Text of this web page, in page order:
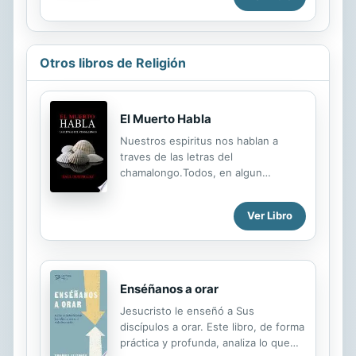
religiosos; se dirige a los israelitas,
inmersos en graves dificultades
históricas, para confirmarlos en la
esperanza de que Dios siempre está
de parte de los débiles.
Otros libros de Religión
El Muerto Habla
Nuestros espiritus nos hablan a
traves de las letras del
chamalongo.Todos, en algun
influencia de una entidad que quiere
expresarse. Entender e interpretar la
que decir
Ver Libro
Enséñanos a orar
Jesucristo le enseñó a Sus
discípulos a orar. Este libro, de forma
práctica y profunda, analiza lo que